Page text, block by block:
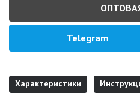
Telegram
Характеристики